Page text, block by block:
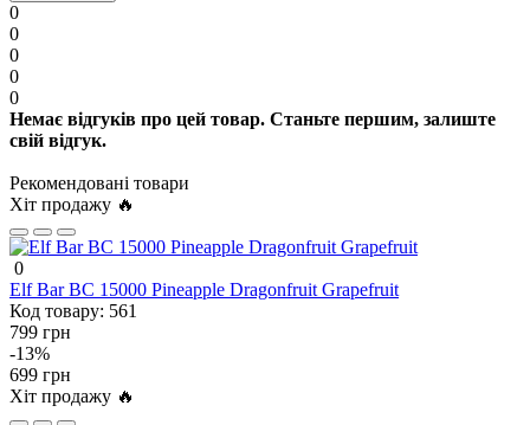
0
0
0
0
0
Немає відгуків про цей товар. Станьте першим, залиште
свій відгук.
Рекомендовані товари
Хіт продажу 🔥
0
Elf Bar BC 15000 Pineapple Dragonfruit Grapefruit
Код товару: 561
799 грн
-13%
699 грн
Хіт продажу 🔥